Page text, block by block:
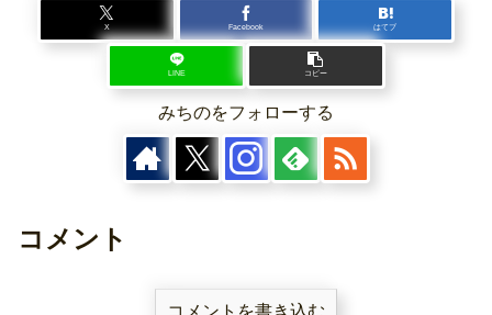
X Facebook はてブ
LINE コピー
みちのをフォローする
コメント
コメントを書き込む